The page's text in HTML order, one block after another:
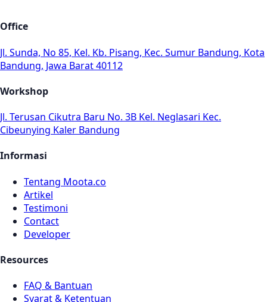
Office
Jl. Sunda, No 85, Kel. Kb. Pisang, Kec. Sumur Bandung, Kota
Bandung, Jawa Barat 40112
Workshop
Jl. Terusan Cikutra Baru No. 3B Kel. Neglasari Kec.
Cibeunying Kaler Bandung
Informasi
Tentang Moota.co
Artikel
Testimoni
Contact
Developer
Resources
FAQ & Bantuan
Syarat & Ketentuan